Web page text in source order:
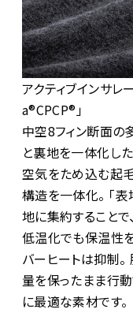
アクティブインサレ
a®CPCP®」
中空8フィン断面の
と裏地を一体化した
空気をため込む起
構造を一体化。 「
地に集約することで
低温化でも保温性
バーヒートは抑制
量を保ったまま行動
に最適な素材です。